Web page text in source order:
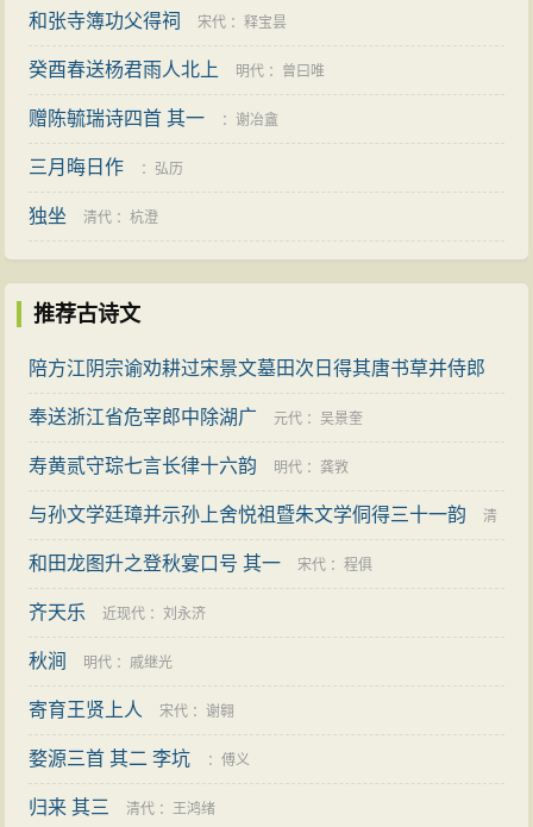
和张寺簿功父得祠 宋代 ：释宝昙
癸酉春送杨君雨人北上 明代 ： 曾曰唯
赠陈毓瑞诗四首 其一 ：谢冶盦
三月晦日作 ： 弘历
独坐 清代 ：杭澄
推荐古诗文
陪方江阴宗谕劝耕过宋景文墓田次日得其唐书草并侍郎
诰 宋代 ：释居简
奉送浙江省危宰郎中除湖广 元代 ：吴景奎
寿黄贰守琮七言长律十六韵 明代 ： 龚敩
与孙文学廷璋并示孙上舍悦祖暨朱文学侗得三十一韵 清
代：姚燮
和田龙图升之登秋宴口号 其一 宋代 ：程俱
齐天乐 近现代 ：刘永济
秋涧 明代 ：戚继光
寄育王贤上人 宋代 ：谢翱
婺源三首 其二 李坑 ：傅义
归来 其三 清代 ：王鸿绪